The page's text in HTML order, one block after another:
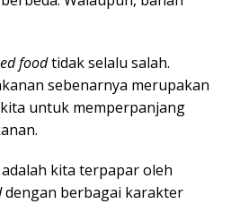
foodtidak selalu salah.
sebenarnya merupakan
untuk memperpanjang
kita terpapar oleh
dengan berbagai karakter